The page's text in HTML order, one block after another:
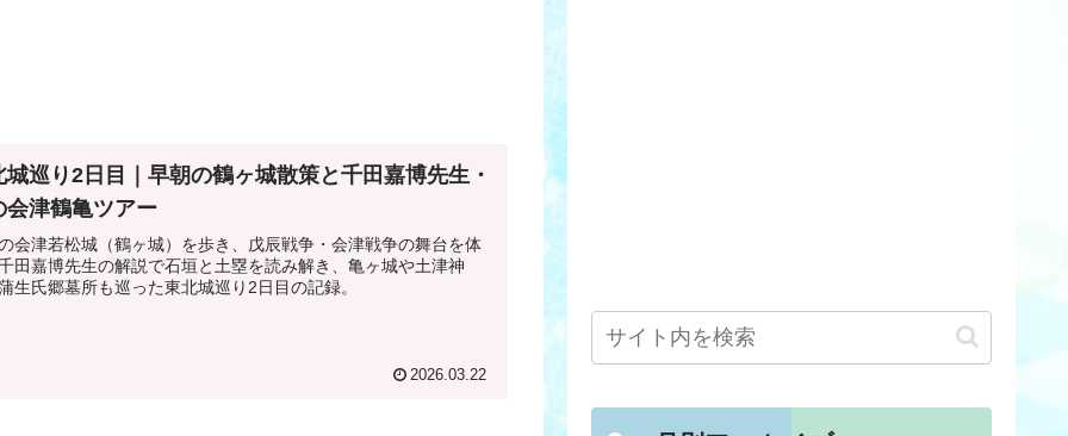
城巡り2日目｜早朝の鶴ヶ城散策と千田嘉博先生・
会津鶴亀ツアー
会津若松城（鶴ヶ城）を歩き、戊辰戦争・会津戦争の舞台を体
田嘉博先生の解説で石垣と土塁を読み解き、亀ヶ城や土津神
生氏郷墓所も巡った東北城巡り2日目の記録。
2026.03.22